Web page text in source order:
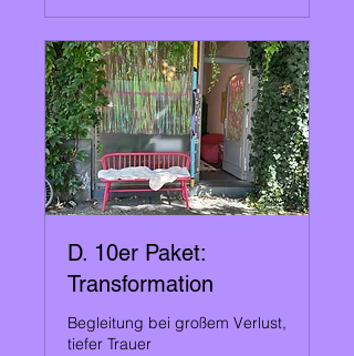
D. 10er Paket:
Transformation
Begleitung bei großem Verlust,
tiefer Trauer